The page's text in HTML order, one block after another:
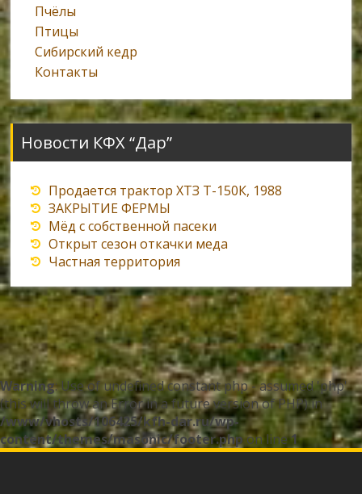
Пчёлы
Птицы
Сибирский кедр
Контакты
Новости КФХ “Дар”
Продается трактор ХТЗ Т-150К, 1988
ЗАКРЫТИЕ ФЕРМЫ
Мёд с собственной пасеки
Открыт сезон откачки меда
Частная территория
Warning: Use of undefined constant php - assumed 'php'
(this will throw an Error in a future version of PHP) in
/www/vhosts/106425/kfh-dar.ru/wp-
content/themes/masonic/footer.phpon line1